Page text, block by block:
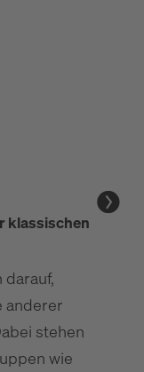
klassischen
anderer
stehen
wie